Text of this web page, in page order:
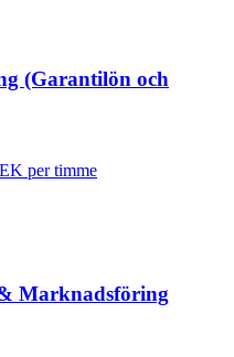
(Garantilön och
per timme
Marknadsföring